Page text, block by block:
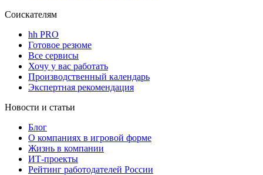
Соискателям
hh PRO
Готовое резюме
Все сервисы
Хочу у вас работать
Производственный календарь
Экспертная рекомендация
Новости и статьи
Блог
О компаниях в игровой форме
Жизнь в компании
ИТ-проекты
Рейтинг работодателей России